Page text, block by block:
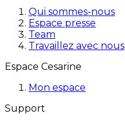
Qui sommes-nous
Espace presse
Team
Travaillez avec nous
Espace Cesarine
Mon espace
Support